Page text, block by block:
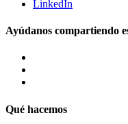
LinkedIn
Ayúdanos compartiendo
Qué hacemos